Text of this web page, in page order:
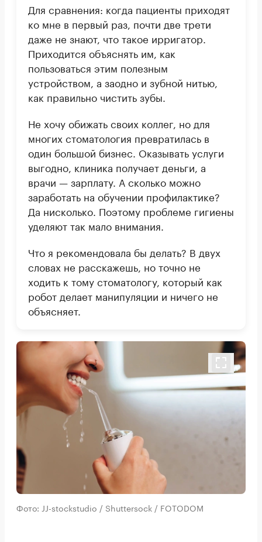
Для сравнения: когда пациенты приходят
ко мне в первый раз, почти две трети
даже не знают, что такое ирригатор.
Приходится объяснять им, как
пользоваться этим полезным
устройством, а заодно и зубной нитью,
как правильно чистить зубы.
Не хочу обижать своих коллег, но для
многих стоматология превратилась в
один большой бизнес. Оказывать услуги
выгодно, клиника получает деньги, а
врачи — зарплату. А сколько можно
заработать на обучении профилактике?
Да нисколько. Поэтому проблеме гигиены
уделяют так мало внимания.
Что я рекомендовала бы делать? В двух
словах не расскажешь, но точно не
ходить к тому стоматологу, который как
робот делает манипуляции и ничего не
объясняет.
Фото: JJ-stockstudio / Shuttersock / FOTODOM